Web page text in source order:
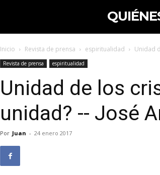
Inicio Revista de prensa espiritualidad Unidad
Revista de prensa espiritualidad
Unidad de los
unidad? -- José
Por Juan - 24 enero 2017